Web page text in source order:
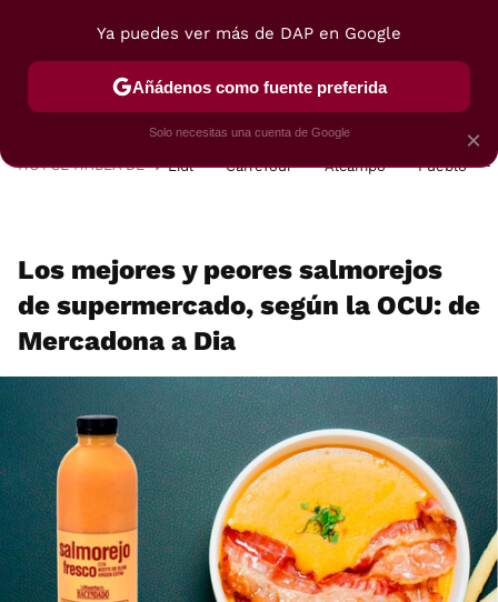
POSTRES VIAJES SELECCIÓN VEGUI
HOY SE HABLA DE Lidl Carrefour Alcampo Pueblo
Los mejores y peores salmorejos
de supermercado, según la OCU: de
Mercadona a Dia
×
Ya puedes ver más de DAP en Google
Añádenos como fuente preferida
Solo necesitas una cuenta de Google